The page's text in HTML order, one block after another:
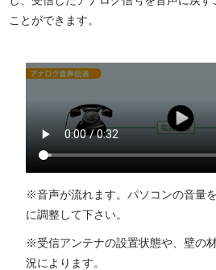
ことができます。
※音声が流れます。パソコンの音量
に調整して下さい。
※受信アンテナの設置状態や、壁の
況によります。